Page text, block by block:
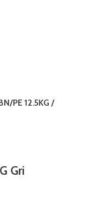
PE 12.5KG /
Gri